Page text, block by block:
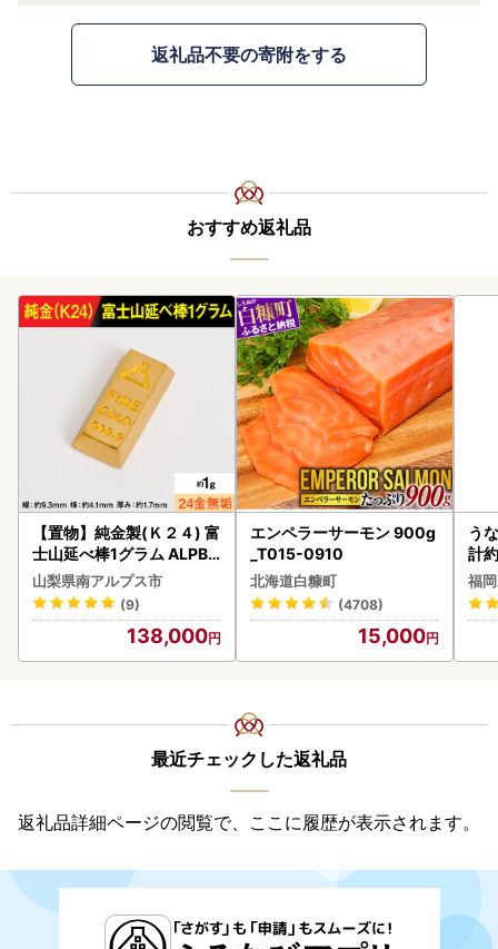
返礼品不要の寄附をする
おすすめ返礼品
【置物】純金製(Ｋ２４) 富
士山延べ棒1グラム ALPBK
180
山梨県南アルプス市
(9)
138,000
エンペラーサーモン 900g
_T015-0910
北海道白糠町
(4708)
15,000
う
計
な
福
最近チェックした返礼品
返礼品詳細ページの閲覧で、ここに履歴が表示されます。